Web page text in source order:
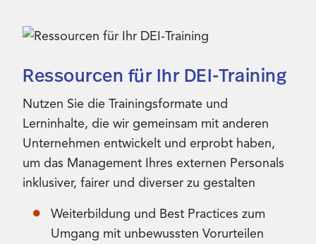
Ressourcen für Ihr DEI-Training
Nutzen Sie die Trainingsformate und
Lerninhalte, die wir gemeinsam mit anderen
Unternehmen entwickelt und erprobt haben,
um das Management Ihres externen Personals
inklusiver, fairer und diverser zu gestalten
Weiterbildung und Best Practices zum
Umgang mit unbewussten Vorurteilen